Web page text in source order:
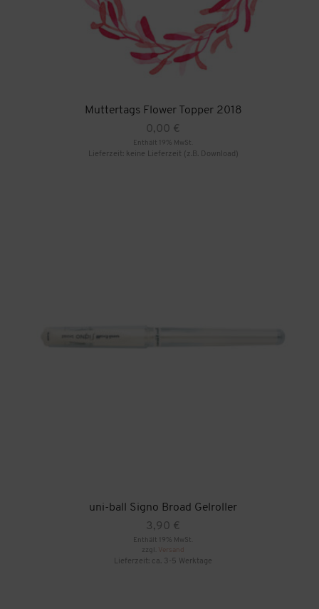
Muttertags Flower Topper 2018
0,00 €
Enthält 19% MwSt.
Lieferzeit: keine Lieferzeit (z.B. Download)
uni-ball Signo Broad Gelroller
3,90 €
Enthält 19% MwSt.
zzgl. Versand
Lieferzeit: ca. 3-5 Werktage